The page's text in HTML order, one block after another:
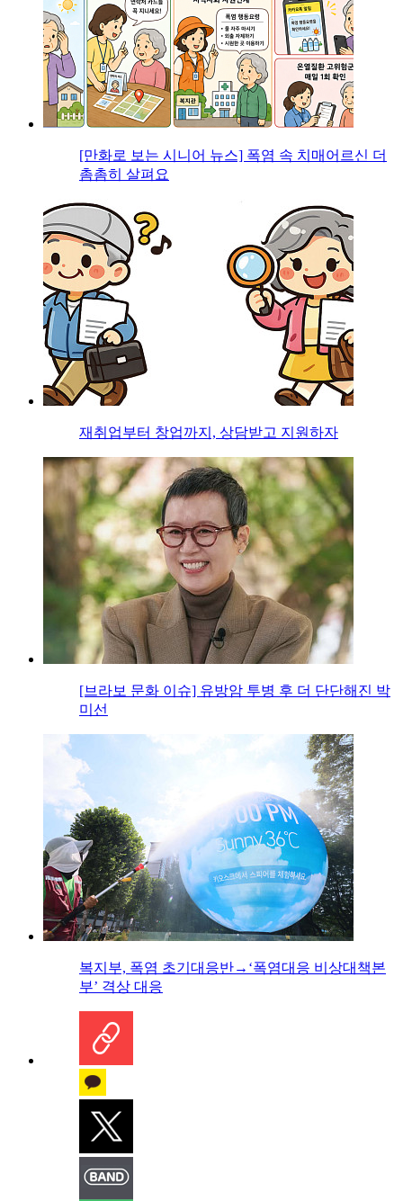
[만화로 보는 시니어 뉴스] 폭염 속 치매어르신 더
촘촘히 살펴요
재취업부터 창업까지, 상담받고 지원하자
[브라보 문화 이슈] 유방암 투병 후 더 단단해진 박
미선
복지부, 폭염 초기대응반→‘폭염대응 비상대책본
부’ 격상 대응